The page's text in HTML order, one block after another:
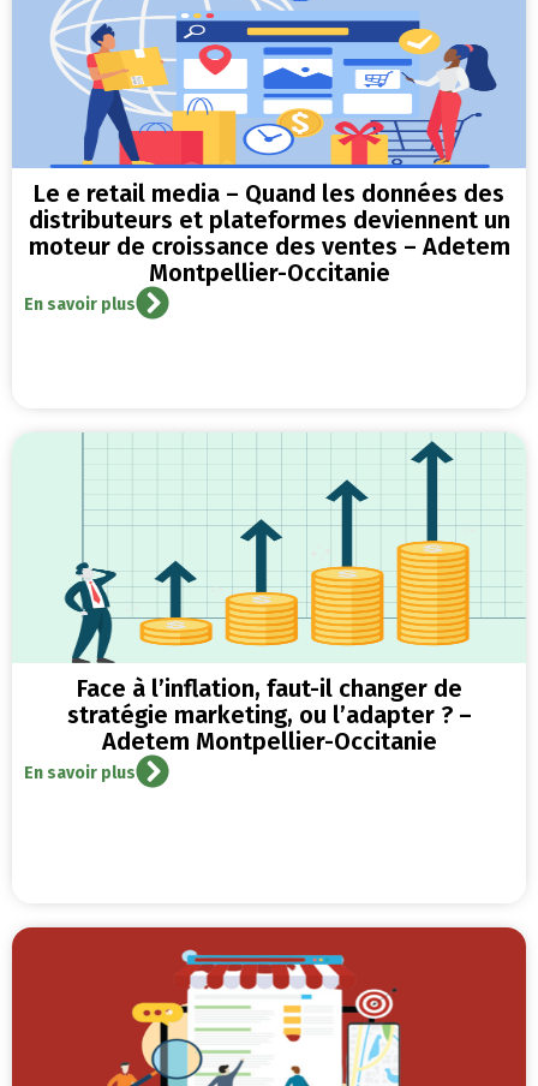
Le e retail media – Quand les données des
distributeurs et plateformes deviennent un
moteur de croissance des ventes – Adetem
Montpellier-Occitanie
En savoir plus
Face à l’inflation, faut-il changer de
stratégie marketing, ou l’adapter ? –
Adetem Montpellier-Occitanie
En savoir plus